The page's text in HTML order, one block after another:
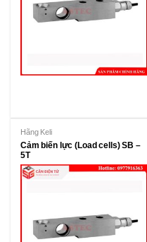
Hãng Keli
Cảm biến lực (Load cells) SB –
5T